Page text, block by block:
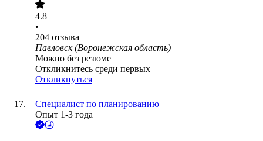
4.8
•
204 отзыва
Павловск (Воронежская область)
Можно без резюме
Откликнитесь среди первых
Откликнуться
Специалист по планированию
Опыт 1-3 года